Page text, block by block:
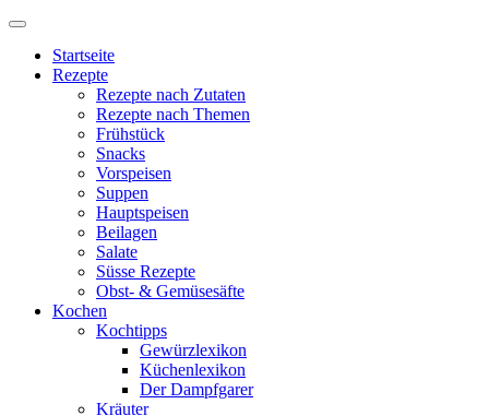
Startseite
Rezepte
Rezepte nach Zutaten
Rezepte nach Themen
Frühstück
Snacks
Vorspeisen
Suppen
Hauptspeisen
Beilagen
Salate
Süsse Rezepte
Obst- & Gemüsesäfte
Kochen
Kochtipps
Gewürzlexikon
Küchenlexikon
Der Dampfgarer
Kräuter